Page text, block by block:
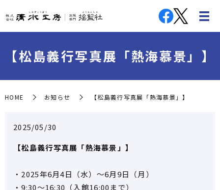
【松島義行写真展「熱海慕景」】
HOME お知らせ 【松島義行写真展「熱海慕景」】
2025/05/30
【松島義行写真展「熱海慕景」】
・2025年6月4日（水）～6月9日（月）
・9:30～16:30（入館16:00まで）